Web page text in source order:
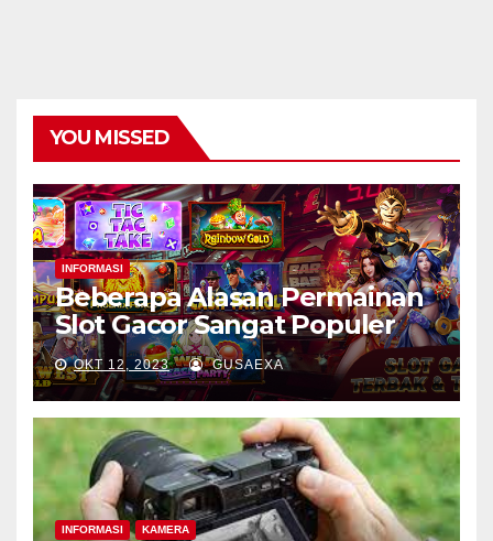
YOU MISSED
INFORMASI
Beberapa Alasan Permainan
Slot Gacor Sangat Populer
OKT 12, 2023 GUSAEXA
INFORMASI KAMERA